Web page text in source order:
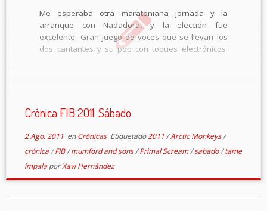
Me esperaba otra maratoniana jornada y la
arranque con Nadadora, y la elección fue
excelente. Gran juego de voces que se llevan los
dos cantantes y su pop con toques electrónicos
Crónica FIB 2011. Sábado.
2 Ago, 2011enCrónicas Etiquetado2011/Arctic Monkeys/
crónica/FIB/mumford and sons/Primal Scream/sabado/tame
impala porXavi Hernández